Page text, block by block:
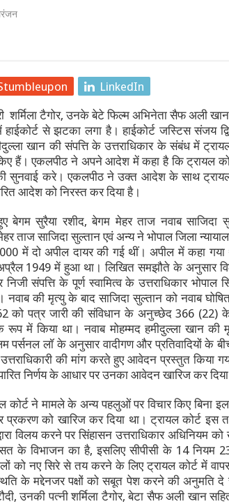
बॉम्बे हाईकोर्ट का सोशल मीडिया प्लेटफॉर्म्स को कड़ा
पर बात के बाद देवेंद्र नाथ महतो ने तोड़ा ‘जल त्याग’,
में, 21 साल के सबसे बड़े घोटाले को लेकर मंत्रियों में आर-
74 की उम्र में निधन, कैंसर से हार गए जिंदगी की जंग
आंदोलन: छात्र नेता देवेंद्र महतो का आमरण अनशन
LinkedIn
शर्मिला टैगोर, उनके बेटे फिल्म अभिनेता सैफ अली
हाईकोर्ट से झटका लगा है। हाईकोर्ट जस्टिस संजय
खान की संपत्ति के उत्तराधिकार के संबंध में
हैं। एकलपीठ ने अपने आदेश में कहा है कि ट्रायल
सुनवाई करे। एकलपीठ ने उक्त आदेश के साथ
आदेश को निरस्त कर दिया है।
सुरैया रशीद, बेगम मेहर ताज नवाब साजिदा
ताज साजिदा सुल्तान एवं अन्य ने भोपाल जिला न्यायालय
में दो अपील दायर की गई थीं। अपील में कहा गया
अप्रैल 1949 में हुआ था। लिखित समझौते के अनुसार
संपत्ति के पूर्ण स्वामित्व के उत्तराधिकार भोपाल
की मृत्यु के बाद साजिदा सुल्तान को नवाब
को पत्र जारी की संविधान के अनुच्छेद 366 (22)
रूप में किया था। नवाब मोहम्मद हमीदुल्ला खान की
पर्सनल लॉ के अनुसार वादीगण और प्रतिवादियों के
उत्तराधिकारी की मांग करते हुए आवेदन प्रस्तुत किया
निर्णय के आधार पर उनका आवेदन खारिज कर
ने मामले के अन्य पहलुओं पर विचार किए बिना
प्रकरण को खारिज कर दिया था। ट्रायल कोर्ट इस
विलय करने पर सिंहासन उत्तराधिकार अधिनियम को
के विभाजन का है, इसलिए सीपीसी के 14 नियम
को नए सिरे से तय करने के लिए ट्रायल कोर्ट में
के मद्देनजर पक्षों को सबूत पेश करने की अनुमति
उनकी पत्नी शर्मिला टैगोर, बेटा सैफ अली खान